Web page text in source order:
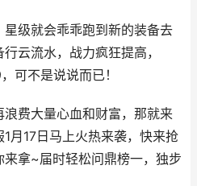
级就会乖乖跑到新的装备去
云流水，战力疯狂提高，
可不是说说而已！
费大量心血和财富，那就来
1月17日马上火热来袭，快来抢
拿~届时轻松问鼎榜一，独步